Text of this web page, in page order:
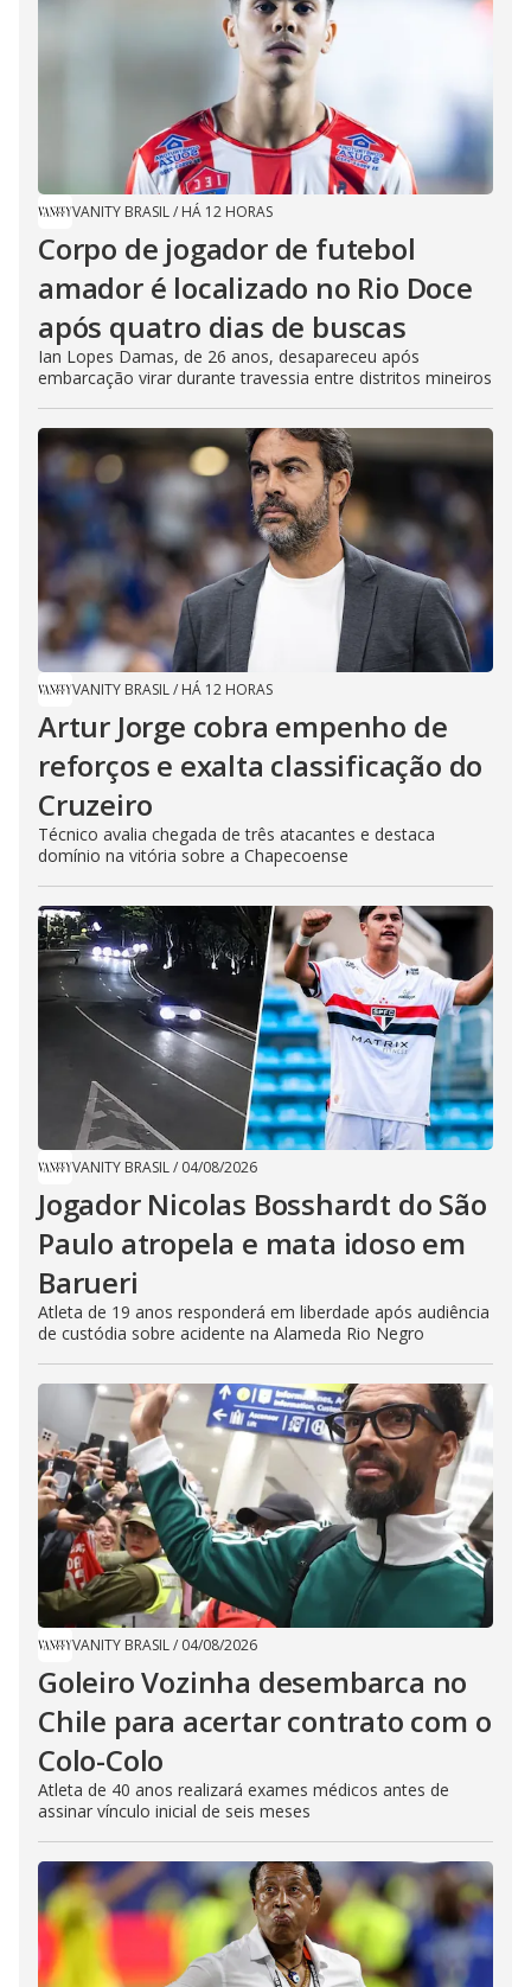
VANITY BRASIL/ HÁ 12 HORAS
Corpo de jogador de futebol
amador é localizado no Rio Doce
após quatro dias de buscas
Ian Lopes Damas, de 26 anos, desapareceu após
embarcação virar durante travessia entre distritos mineiros
VANITY BRASIL/ HÁ 12 HORAS
Artur Jorge cobra empenho de
reforços e exalta classificação do
Cruzeiro
Técnico avalia chegada de três atacantes e destaca
domínio na vitória sobre a Chapecoense
VANITY BRASIL/ 04/08/2026
Jogador Nicolas Bosshardt do São
Paulo atropela e mata idoso em
Barueri
Atleta de 19 anos responderá em liberdade após audiência
de custódia sobre acidente na Alameda Rio Negro
VANITY BRASIL/ 04/08/2026
Goleiro Vozinha desembarca no
Chile para acertar contrato com o
Colo-Colo
Atleta de 40 anos realizará exames médicos antes de
assinar vínculo inicial de seis meses